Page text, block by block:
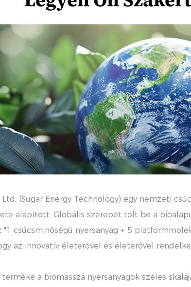
(Sugar Energy Technology) egy nemzeti
alapított. Globális szerepet tölt be a
csúcsminőségű nyersanyag + 5
az innovatív életerővel és életerővel
a biomassza nyersanyagok széles